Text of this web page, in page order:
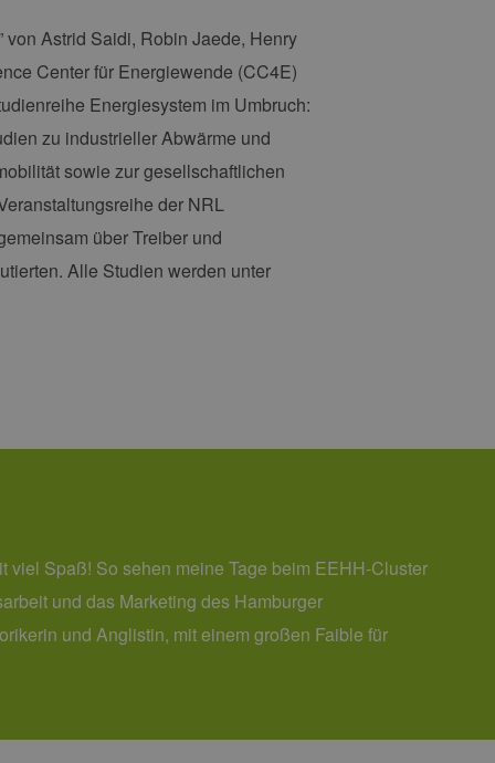
von Astrid Saidi, Robin Jaede, Henry
Center für Energiewende (CC4E)
Energiesystem im Umbruch:
zu industrieller Abwärme und
sowie zur gesellschaftlichen
der NRL
über Treiber und
Alle Studien werden unter
Spaß! So sehen meine Tage beim EEHH-Cluster
und das Marketing des Hamburger
und Anglistin, mit einem großen Faible für
sind. Es kann
interagiert, alle
helfen.
Dies ist eine
von
zu unterscheiden,
wird. Es ist in
zur Berechnung von